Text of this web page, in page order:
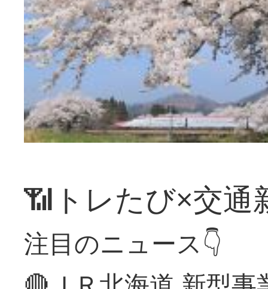
📶トレたび×交通
注目のニュース👇